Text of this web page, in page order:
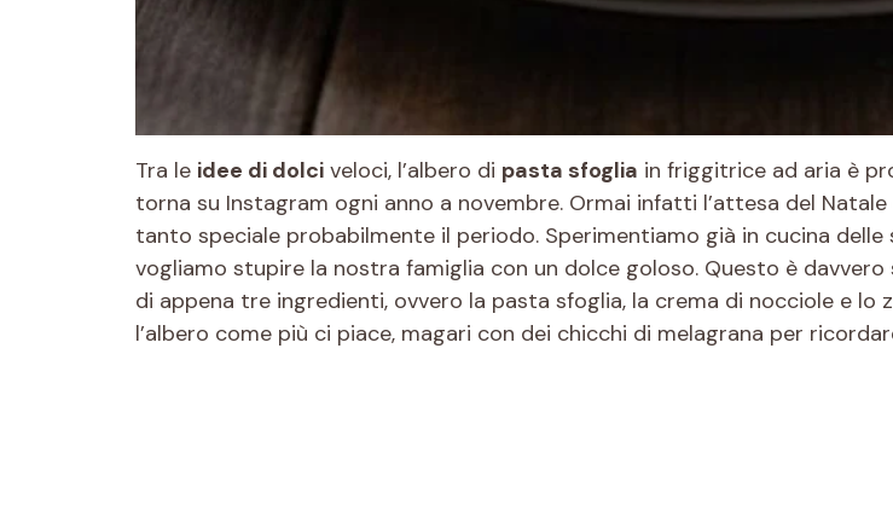
Tra le idee di dolci veloci, l’albero di pasta sfoglia in friggitrice ad aria è
torna su Instagram ogni anno a novembre. Ormai infatti l’attesa del
tanto speciale probabilmente il periodo. Sperimentiamo già in cucina
vogliamo stupire la nostra famiglia con un dolce goloso. Questo è
di appena tre ingredienti, ovvero la pasta sfoglia, la crema di nocciole e
l’albero come più ci piace, magari con dei chicchi di melagrana per